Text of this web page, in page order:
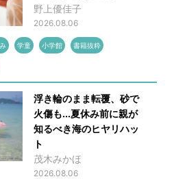
野上優佳子
2026.08.06
学童 小学館 書籍抜粋
浮き輪のまま転覆、砂で
火傷も...夏休み前に親が
知るべき海のヒヤリハッ
ト
茂木みかほ
2026.08.06